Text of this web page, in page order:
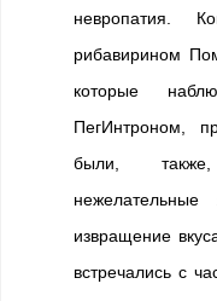
невропатия.
рибавирином
которые
ПегИнтроном,
были,
нежелательные
извращение
встречались с